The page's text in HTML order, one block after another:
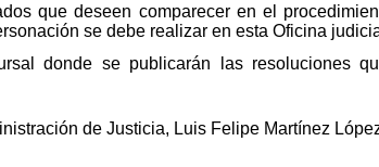
que deseen comparecer en el
se debe realizar en esta Oficina
donde se publicarán las resoluciones
de Justicia, Luis Felipe Martínez